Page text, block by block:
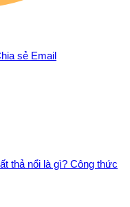
sẻ Email
thả nổi là gì? Công thức